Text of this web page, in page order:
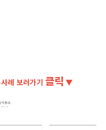
례 보러가기 클릭 ▼